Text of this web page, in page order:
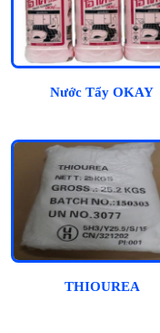
Nước Tẩy OKAY
THIOUREA